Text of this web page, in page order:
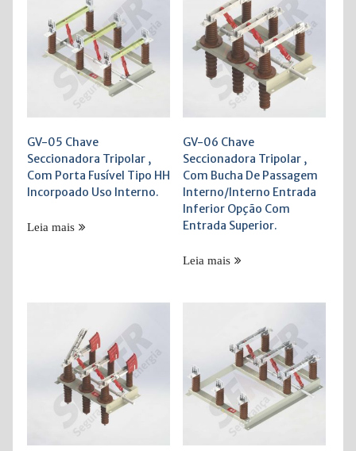
GV-05 Chave
Seccionadora Tripolar ,
Com Porta Fusível Tipo HH
Incorpoado Uso Interno.
Leia mais
GV-06 Chave
Seccionadora Tripolar ,
Com Bucha De Passagem
Interno/Interno Entrada
Inferior Opção Com
Entrada Superior.
Leia mais